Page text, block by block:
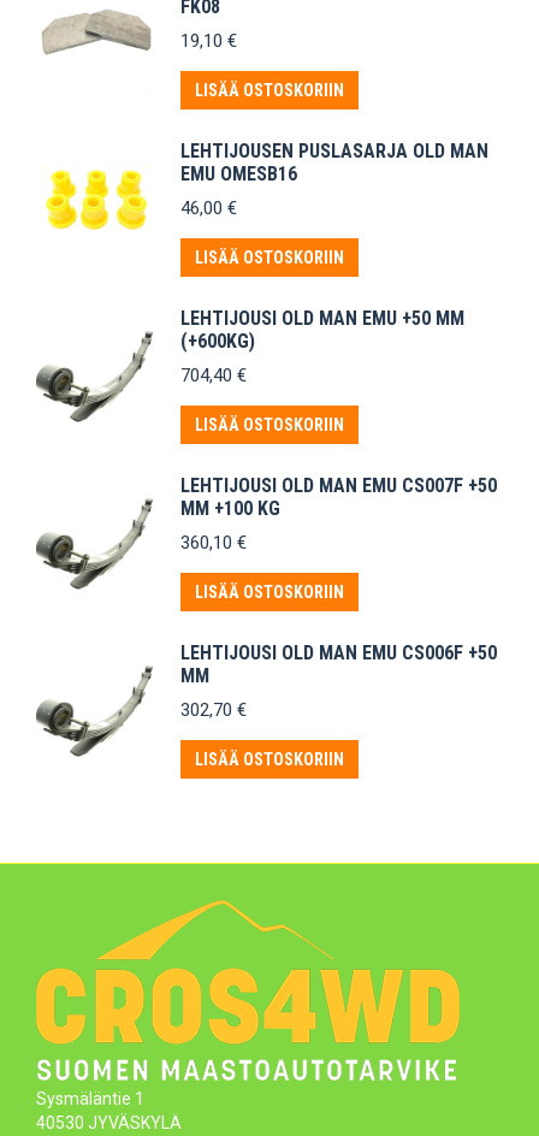
FK08
19,10 €
LISÄÄ OSTOSKORIIN
LEHTIJOUSEN PUSLASARJA OLD MAN
EMU OMESB16
46,00 €
LISÄÄ OSTOSKORIIN
LEHTIJOUSI OLD MAN EMU +50 MM
(+600KG)
704,40 €
LISÄÄ OSTOSKORIIN
LEHTIJOUSI OLD MAN EMU CS007F +50
MM +100 KG
360,10 €
LISÄÄ OSTOSKORIIN
LEHTIJOUSI OLD MAN EMU CS006F +50
MM
302,70 €
LISÄÄ OSTOSKORIIN
Sysmäläntie 1
40530 JYVÄSKYLÄ